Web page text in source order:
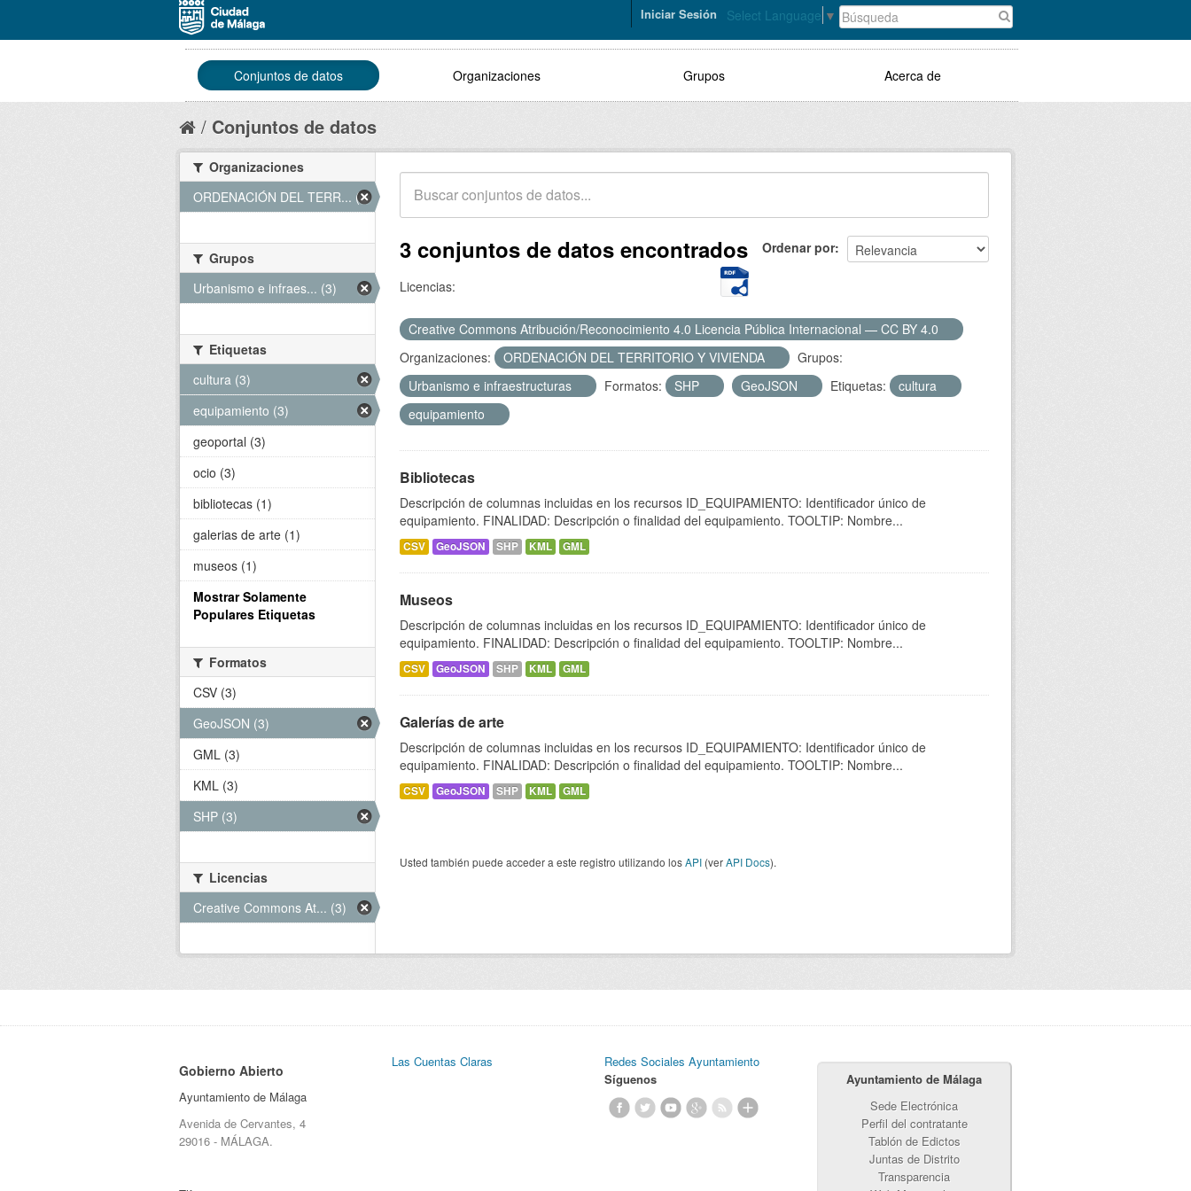
Select Language ▼
Iniciar Sesión
Conjuntos de datos Organizaciones Grupos Acerca de
Conjuntos de datos
Ordenar por
3 conjuntos de datos encontrados
Licencias:
Creative Commons Atribución/Reconocimiento 4.0 Licencia Pública Internacional — CC BY 4.0
Organizaciones:
ORDENACIÓN DEL TERRITORIO Y VIVIENDA
Grupos:
Urbanismo e infraestructuras
Formatos: SHP GeoJSON Etiquetas:
cultura
equipamiento
Bibliotecas
Descripción de columnas incluidas en los recursos ID_EQUIPAMIENTO: Identificador único de
equipamiento. FINALIDAD: Descripción o finalidad del equipamiento. TOOLTIP: Nombre...
CSV GeoJSON SHP KML GML
Museos
Descripción de columnas incluidas en los recursos ID_EQUIPAMIENTO: Identificador único de
equipamiento. FINALIDAD: Descripción o finalidad del equipamiento. TOOLTIP: Nombre...
CSV GeoJSON SHP KML GML
Galerías de arte
Descripción de columnas incluidas en los recursos ID_EQUIPAMIENTO: Identificador único de
equipamiento. FINALIDAD: Descripción o finalidad del equipamiento. TOOLTIP: Nombre...
CSV GeoJSON SHP KML GML
Usted también puede acceder a este registro utilizando losAPI (verAPI Docs).
Organizaciones
ORDENACIÓN DEL TERR... (3)
Grupos
Urbanismo e infraes... (3)
Etiquetas
cultura (3)
equipamiento (3)
geoportal (3)
ocio (3)
bibliotecas (1)
galerias de arte (1)
museos (1)
Mostrar Solamente
Populares Etiquetas
Formatos
CSV (3)
GeoJSON (3)
GML (3)
KML (3)
SHP (3)
Licencias
Creative Commons At... (3)
Gobierno Abierto
Ayuntamiento de Málaga
Avenida de Cervantes, 4
29016 - MÁLAGA.
Las Cuentas Claras
Redes Sociales Ayuntamiento
Síguenos
Ayuntamiento de Málaga
Sede Electrónica
Perfil del contratante
Tablón de Edictos
Juntas de Distrito
Transparencia